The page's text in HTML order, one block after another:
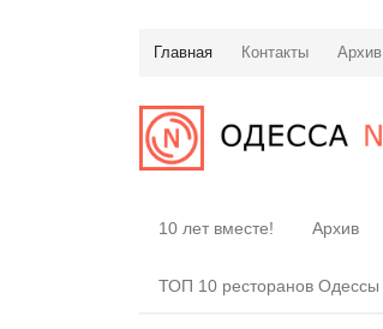
Главная Контакты Архив
10 лет вместе! Архив
ТОП 10 ресторанов Одессы